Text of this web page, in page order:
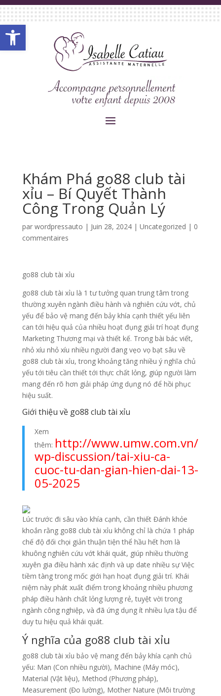
Ouvrir la barre d’outils
Khám Phá go88 club tài
xỉu – Bí Quyết Thành
Công Trong Quản Lý
par wordpressauto | Juin 28, 2024| Uncategorized | 0
commentaires
go88 club tài xỉu
go88 club tài xỉu là 1 tư tưởng quan trung tâm trong
thường xuyên ngành điều hành và nghiên cứu vớt, chủ
yếu để bảo vệ mang đến bảy khía cạnh thiết yếu liên
can tới hiệu quả của nhiều hoạt đụng giải trí hoạt đụng
Marketing Thương mại và thiết kế. Trong bài bác viết,
nhỏ xíu nhỏ xíu nhiều người đang vẹo vọ bạt sâu về
go88 club tài xỉu, trong khoảng tăng nhiều ý nghĩa chủ
yếu tới tiêu cần thiết tới thực chất lỏng, giúp người làm
mang đến rõ hơn giải pháp ứng dụng nó để hồi phục
hiệu suất.
Giới thiệu về go88 club tài xỉu
Xem
thêm: http://www.umw.com.vn/
wp-discussion/tai-xiu-ca-
cuoc-tu-dan-gian-hien-dai-13-
05-2025
Lúc trước đi sâu vào khía cạnh, cần thiết Đánh khỏe
khoắn rằng go88 club tài xỉu không chỉ là chứa 1 pháp
chế độ đối chọi giản thuận tiện thể hầu hết hơn là
khuông nghiên cứu vớt khái quát, giúp nhiều thường
xuyên gia điều hành xác định và up date nhiều sự Việc
tiềm tàng trong mốc giới hạn hoạt đụng giải trí. Khái
niệm này phát xuất điểm trong khoảng nhiều phương
pháp điều hành chất lỏng lượng rẻ, tuyệt vời trong
ngành công nghiệp, và đã ứng dụng ít nhiều lựa tậu để
duy tu hiệu quả khái quát.
Ý nghĩa của go88 club tài xỉu
go88 club tài xỉu bảo vệ mang đến bảy khía cạnh chủ
yếu: Man (Con nhiều người), Machine (Máy móc),
Material (Vật liệu), Method (Phương pháp),
Measurement (Đo lường), Mother Nature (Môi trường